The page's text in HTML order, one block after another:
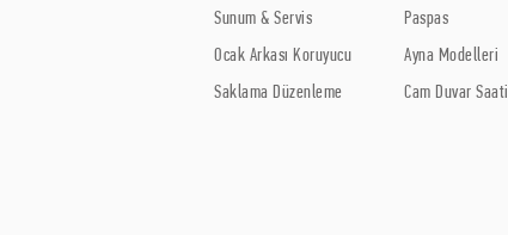
Sunum & Servis
Ocak Arkası Koruyucu
Saklama Düzenleme
Paspas
Ayna Modelleri
Cam Duvar Saati